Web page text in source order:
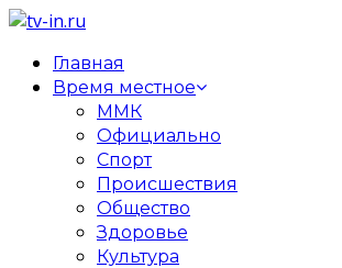
Главная
Время местное
ММК
Официально
Спорт
Происшествия
Общество
Здоровье
Культура